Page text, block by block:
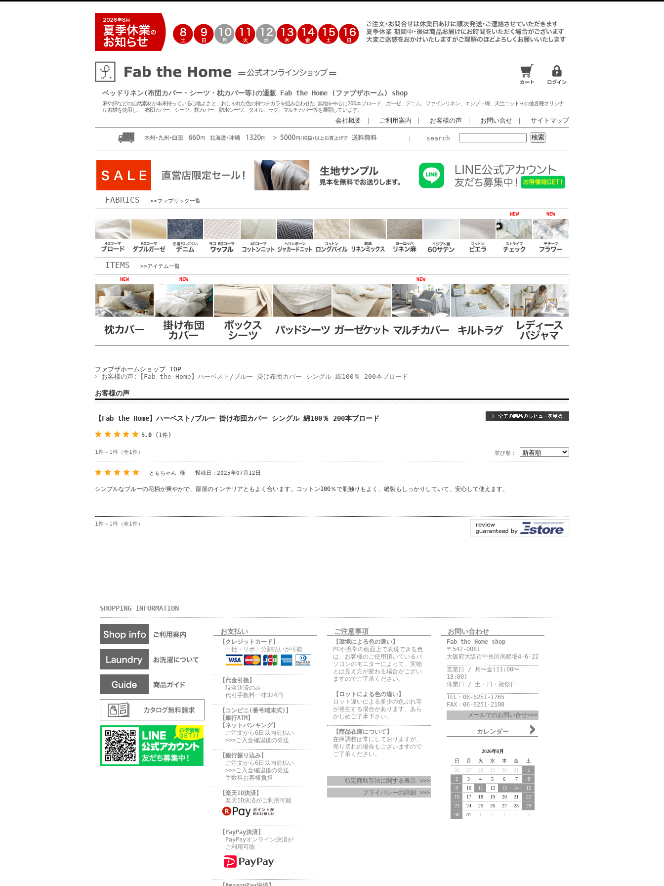
ベッドリネン(布団カバー・シーツ・枕カバー等)の通販 Fab the Home (ファブザホーム) shop
麻や綿などの自然素材が本来持っている心地よさと、おしゃれな色の持つチカラを組み合わせた 無地を中心に200本ブロード、ガーゼ、デニム、ファインリネン、エジプト綿、天竺ニットその他各種オリジナ
ル素材を使用し、 布団カバー、シーツ、枕カバー、防水シーツ、タオル、ラグ、マルチカバー等を展開しています。
会社概要 ｜ ご利用案内 ｜ お客様の声 ｜ お問い合せ ｜ サイトマップ
｜ search
FABRICS >>ファブリック一覧
NEW NEW
ITEMS >>アイテム一覧
NEW NEW NEW
ファブザホームショップ TOP
お客様の声:【Fab the Home】ハーベスト/ブルー 掛け布団カバー シングル 綿100％ 200本ブロード
お客様の声
【Fab the Home】ハーベスト/ブルー 掛け布団カバー シングル 綿100％ 200本ブロード
5.0 (1件)
1件～1件（全1件） 並び順：
ともちゃん 様 投稿日：2025年07月12日
シンプルなブルーの花柄が爽やかで、部屋のインテリアともよく合います。コットン100％で肌触りもよく、縫製もしっかりしていて、安心して使えます。
1件～1件（全1件）
SHOPPING INFORMATION
お支払い
【クレジットカード】
一括・リボ・分割払いが可能
【代金引換】
現金決済のみ
代引手数料一律324円
【コンビニ(番号端末式)】
【銀行ATM】
【ネットバンキング】
ご注文から6日以内前払い
>>>ご入金確認後の発送
【銀行振り込み】
ご注文から6日以内前払い
>>>ご入金確認後の発送
手数料お客様負担
【楽天ID決済】
楽天ID決済がご利用可能
【PayPay決済】
PayPayオンライン決済が
ご利用可能
ご注意事項
【環境による色の違い】
PCや携帯の画面上で表現できる色
は、お客様のご使用頂いているパ
ソコンのモニターによって、実物
とは見え方が変わる場合がござい
ますのでご了承ください。
【ロットによる色の違い】
ロット違いによる多少の色ぶれ等
が発生する場合があります。あら
かじめご了承下さい。
【商品在庫について】
在庫調整は常にしておりますが、
売り切れの場合もございますので
ご了承ください。
特定商取引法に関する表示 >>>
プライバシーの詳細 >>>
お問い合わせ
Fab the Home shop
〒542-0081
大阪府大阪市中央区南船場4-6-22
営業日 / 月〜金(11:00〜
18:00)
休業日 / 土・日・祝祭日
TEL：06-6251-1765
FAX：06-6251-2108
メールでのお問い合せ>>>